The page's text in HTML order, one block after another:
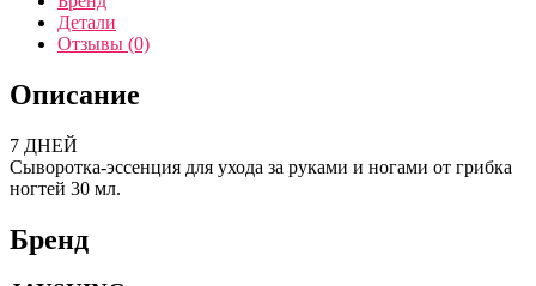
Детали
Отзывы (0)
Описание
7 ДНЕЙ
Сыворотка-эссенция для ухода за руками и ногами от грибка
ногтей 30 мл.
Бренд